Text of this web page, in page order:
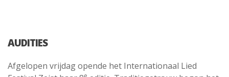
AUDITIES
Afgelopen vrijdag opende het Internationaal Lied